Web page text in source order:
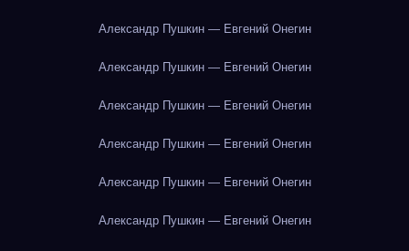
Александр Пушкин — Евгений Онегин
Александр Пушкин — Евгений Онегин
Александр Пушкин — Евгений Онегин
Александр Пушкин — Евгений Онегин
Александр Пушкин — Евгений Онегин
Александр Пушкин — Евгений Онегин